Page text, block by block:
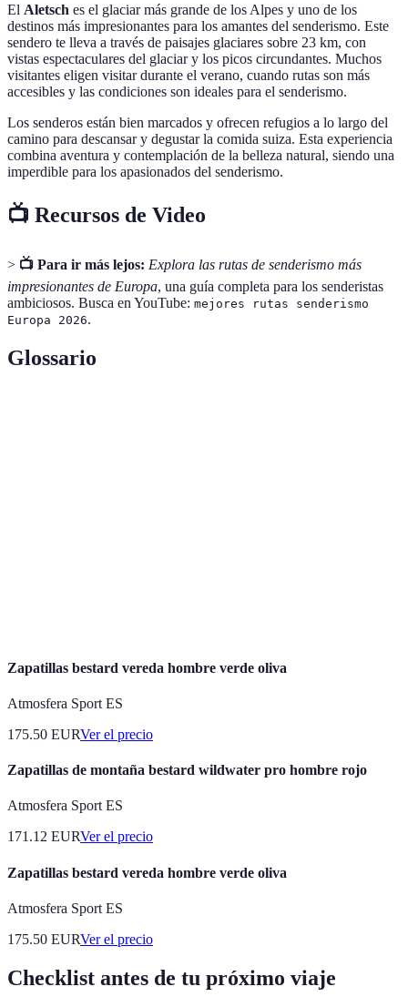
El Aletsch es el glaciar más grande de los Alpes y uno de los
destinos más impresionantes para los amantes del senderismo. Este
sendero te lleva a través de paisajes glaciares sobre 23 km, con
vistas espectaculares del glaciar y los picos circundantes. Muchos
visitantes eligen visitar durante el verano, cuando rutas son más
accesibles y las condiciones son ideales para el senderismo.
Los senderos están bien marcados y ofrecen refugios a lo largo del
camino para descansar y degustar la comida suiza. Esta experiencia
combina aventura y contemplación de la belleza natural, siendo una
imperdible para los apasionados del senderismo.
📺 Recursos de Video
> 📺 Para ir más lejos: Explora las rutas de senderismo más
impresionantes de Europa, una guía completa para los senderistas
ambiciosos. Busca en YouTube: mejores rutas senderismo
Europa 2026.
Glossario
Zapatillas bestard vereda hombre verde oliva
Atmosfera Sport ES
175.50 EURVer el precio
Zapatillas de montaña bestard wildwater pro hombre rojo
Atmosfera Sport ES
171.12 EURVer el precio
Zapatillas bestard vereda hombre verde oliva
Atmosfera Sport ES
175.50 EURVer el precio
Checklist antes de tu próximo viaje